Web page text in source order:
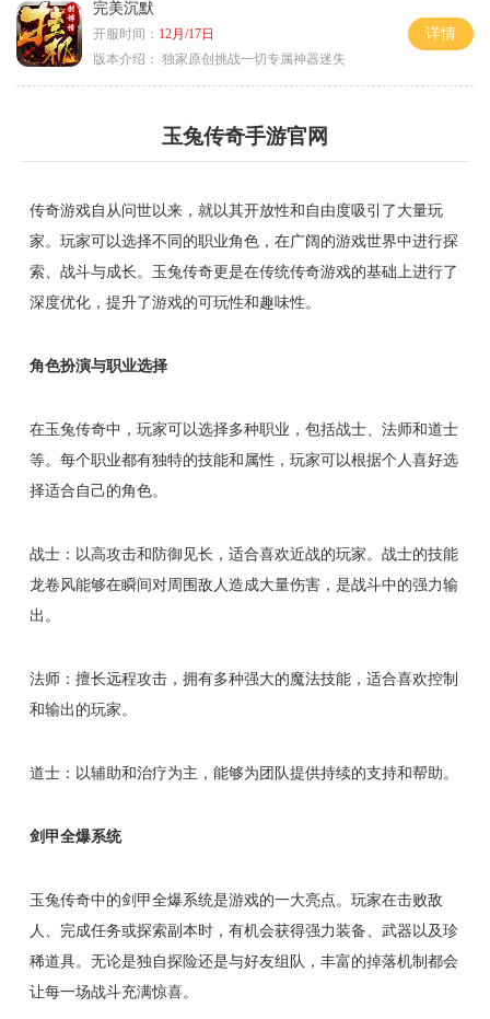
完美沉默
开服时间： 12月/17日
版本介绍： 独家原创挑战一切专属神器迷失
详情
玉兔传奇手游官网
传奇游戏自从问世以来，就以其开放性和自由度吸引了大量玩
家。玩家可以选择不同的职业角色，在广阔的游戏世界中进行探
索、战斗与成长。玉兔传奇更是在传统传奇游戏的基础上进行了
深度优化，提升了游戏的可玩性和趣味性。
角色扮演与职业选择
在玉兔传奇中，玩家可以选择多种职业，包括战士、法师和道士
等。每个职业都有独特的技能和属性，玩家可以根据个人喜好选
择适合自己的角色。
战士：以高攻击和防御见长，适合喜欢近战的玩家。战士的技能
龙卷风能够在瞬间对周围敌人造成大量伤害，是战斗中的强力输
出。
法师：擅长远程攻击，拥有多种强大的魔法技能，适合喜欢控制
和输出的玩家。
道士：以辅助和治疗为主，能够为团队提供持续的支持和帮助。
剑甲全爆系统
玉兔传奇中的剑甲全爆系统是游戏的一大亮点。玩家在击败敌
人、完成任务或探索副本时，有机会获得强力装备、武器以及珍
稀道具。无论是独自探险还是与好友组队，丰富的掉落机制都会
让每一场战斗充满惊喜。